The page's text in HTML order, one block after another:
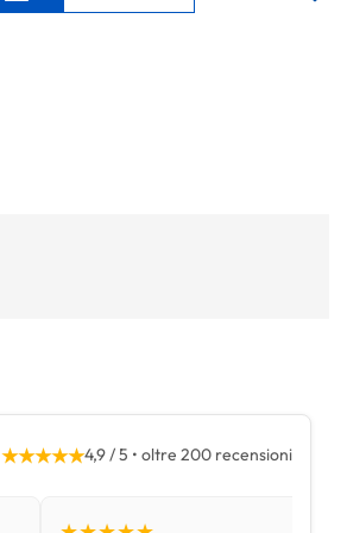
★★★★★4,9 / 5 • oltre 200 recensioni